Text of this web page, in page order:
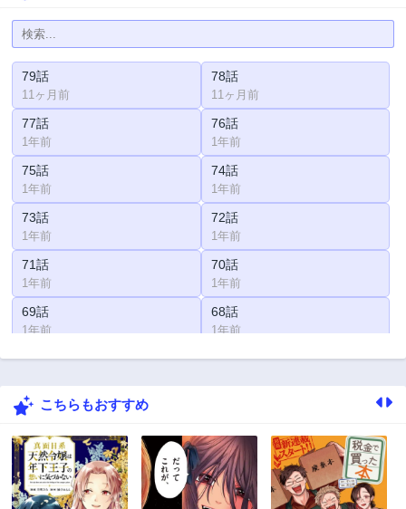
79話
11ヶ月前
78話
11ヶ月前
77話
1年前
76話
1年前
75話
1年前
74話
1年前
73話
1年前
72話
1年前
71話
1年前
70話
1年前
69話
1年前
68話
1年前
67話 66話
65話
63話
1年前
62話
1年前
61話 60話
こちらもおすすめ